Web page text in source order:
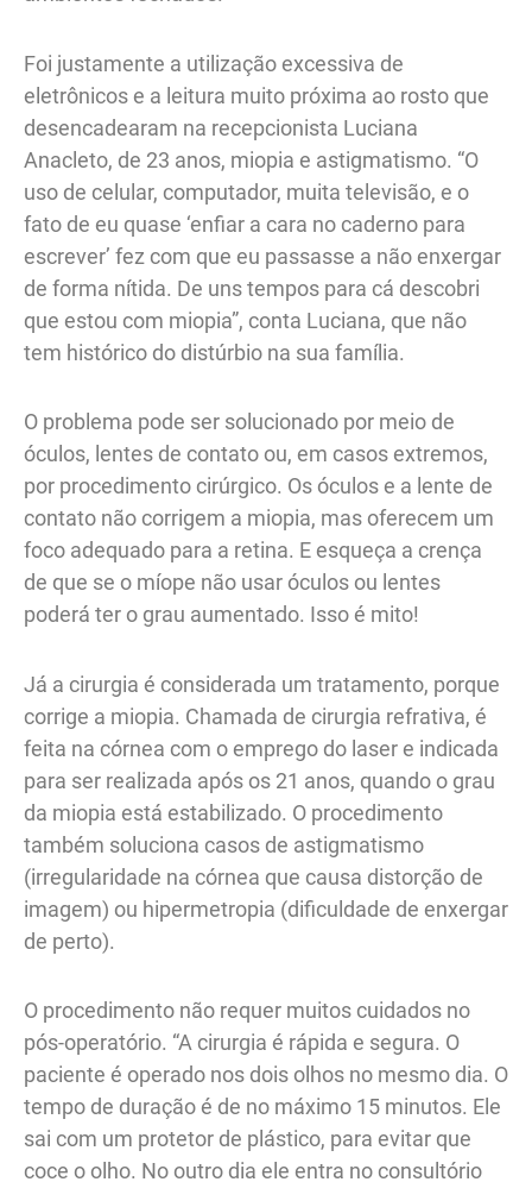
Foi justamente a utilização excessiva de
eletrônicos e a leitura muito próxima ao rosto que
desencadearam na recepcionista Luciana
Anacleto, de 23 anos, miopia e astigmatismo. “O
uso de celular, computador, muita televisão, e o
fato de eu quase ‘enfiar a cara no caderno para
escrever’ fez com que eu passasse a não enxergar
de forma nítida. De uns tempos para cá descobri
que estou com miopia”, conta Luciana, que não
tem histórico do distúrbio na sua família.
O problema pode ser solucionado por meio de
óculos, lentes de contato ou, em casos extremos,
por procedimento cirúrgico. Os óculos e a lente de
contato não corrigem a miopia, mas oferecem um
foco adequado para a retina. E esqueça a crença
de que se o míope não usar óculos ou lentes
poderá ter o grau aumentado. Isso é mito!
Já a cirurgia é considerada um tratamento, porque
corrige a miopia. Chamada de cirurgia refrativa, é
feita na córnea com o emprego do laser e indicada
para ser realizada após os 21 anos, quando o grau
da miopia está estabilizado. O procedimento
também soluciona casos de astigmatismo
(irregularidade na córnea que causa distorção de
imagem) ou hipermetropia (dificuldade de enxergar
de perto).
O procedimento não requer muitos cuidados no
pós-operatório. “A cirurgia é rápida e segura. O
paciente é operado nos dois olhos no mesmo dia. O
tempo de duração é de no máximo 15 minutos. Ele
sai com um protetor de plástico, para evitar que
coce o olho. No outro dia ele entra no consultório